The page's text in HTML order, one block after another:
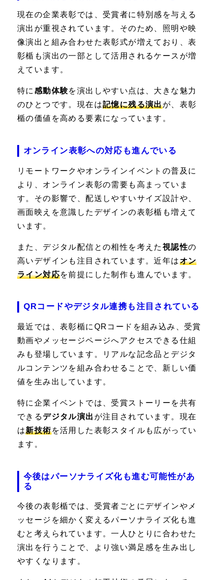
現在の企業表彰では、受賞者に特別感を与える
演出が重視されています。そのため、照明や映
像演出と組み合わせた表彰式が増えており、表
彰楯も演出の一部として活用されるケースが増
えています。
特に 感動体験を演出しやすい点は、大きな魅力
のひとつです。現在は記憶に残る演出が、表彰
楯の価値を高める要素になっています。
オンライン表彰への対応も進んでいる
リモートワークやオンラインイベントの普及に
より、オンライン表彰の需要も高まっていま
す。その影響で、配送しやすいサイズ設計や、
画面映えを意識したデザインの表彰楯も増えて
います。
また、デジタル配信との相性を考えた 視認性の
高いデザインも注目されています。近年はオン
ライン対応を前提にした制作も進んでいます。
QRコードやデジタル連携も注目されている
最近では、表彰楯にQRコードを組み込み、受賞
動画やメッセージページへアクセスできる仕組
みも登場しています。リアルな記念品とデジタ
ルコンテンツを組み合わせることで、新しい価
値を生み出しています。
特に企業イベントでは、受賞ストーリーを共有
できるデジタル演出 が注目されています。現在
は新技術を活用した表彰スタイルも広がってい
ます。
今後はパーソナライズ化も進む可能性があ
る
今後の表彰楯では、受賞者ごとにデザインやメ
ッセージを細かく変えるパーソナライズ化も進
むと考えられています。一人ひとりに合わせた
演出を行うことで、より強い満足感を生み出し
やすくなります。